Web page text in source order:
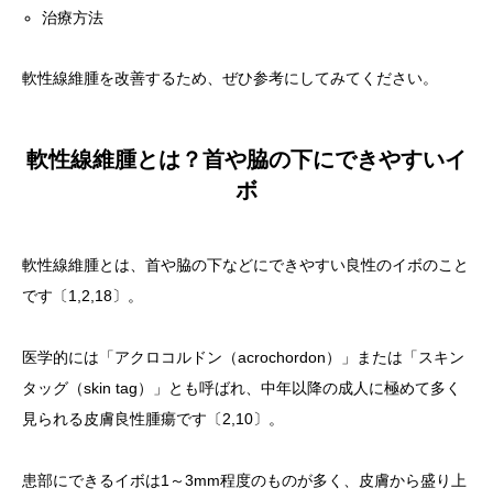
治療方法
軟性線維腫を改善するため、ぜひ参考にしてみてください。
軟性線維腫とは？首や脇の下にできやすいイ
ボ
軟性線維腫とは、首や脇の下などにできやすい良性のイボのこと
です〔1,2,18〕。
医学的には「アクロコルドン（acrochordon）」または「スキン
タッグ（skin tag）」とも呼ばれ、中年以降の成人に極めて多く
見られる皮膚良性腫瘍です〔2,10〕。
患部にできるイボは1～3mm程度のものが多く、皮膚から盛り上